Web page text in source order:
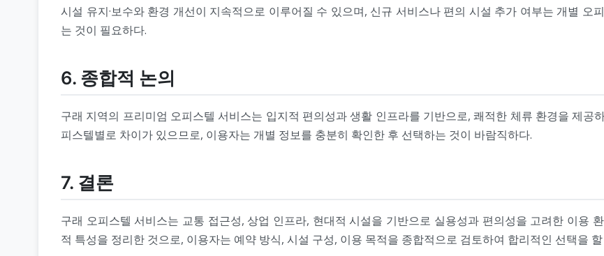
시설 유지·보수와 환경 개선이 지속적으로 이루어질 수 있으며, 신규 서비스나 편의 시설 추가 여부는 개별 오
는 것이 필요하다.
6. 종합적 논의
구래 지역의 프리미엄 오피스텔 서비스는 입지적 편의성과 생활 인프라를 기반으로, 쾌적한 체류 환경을 제공
피스텔별로 차이가 있으므로, 이용자는 개별 정보를 충분히 확인한 후 선택하는 것이 바람직하다.
7. 결론
구래 오피스텔 서비스는 교통 접근성, 상업 인프라, 현대적 시설을 기반으로 실용성과 편의성을 고려한 이용
적 특성을 정리한 것으로, 이용자는 예약 방식, 시설 구성, 이용 목적을 종합적으로 검토하여 합리적인 선택을